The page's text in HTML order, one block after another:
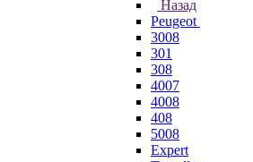
Назад
Peugeot
3008
301
308
4007
4008
408
5008
Expert